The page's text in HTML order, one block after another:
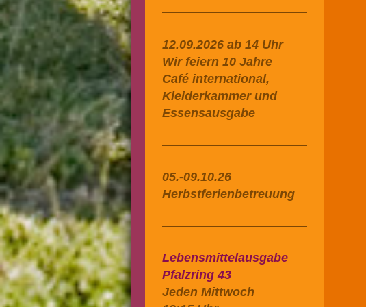
12.09.2026 ab 14 Uhr
Wir feiern 10 Jahre
Café international,
Kleiderkammer und
Essensausgabe
05.-09.10.26
Herbstferienbetreuung
Lebensmittelausgabe
Pfalzring 43
Jeden Mittwoch